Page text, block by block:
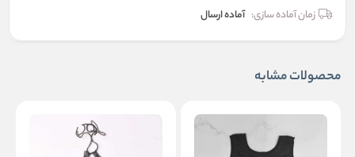
زمان آماده سازی: آماده ارسال
محصولات مشابه